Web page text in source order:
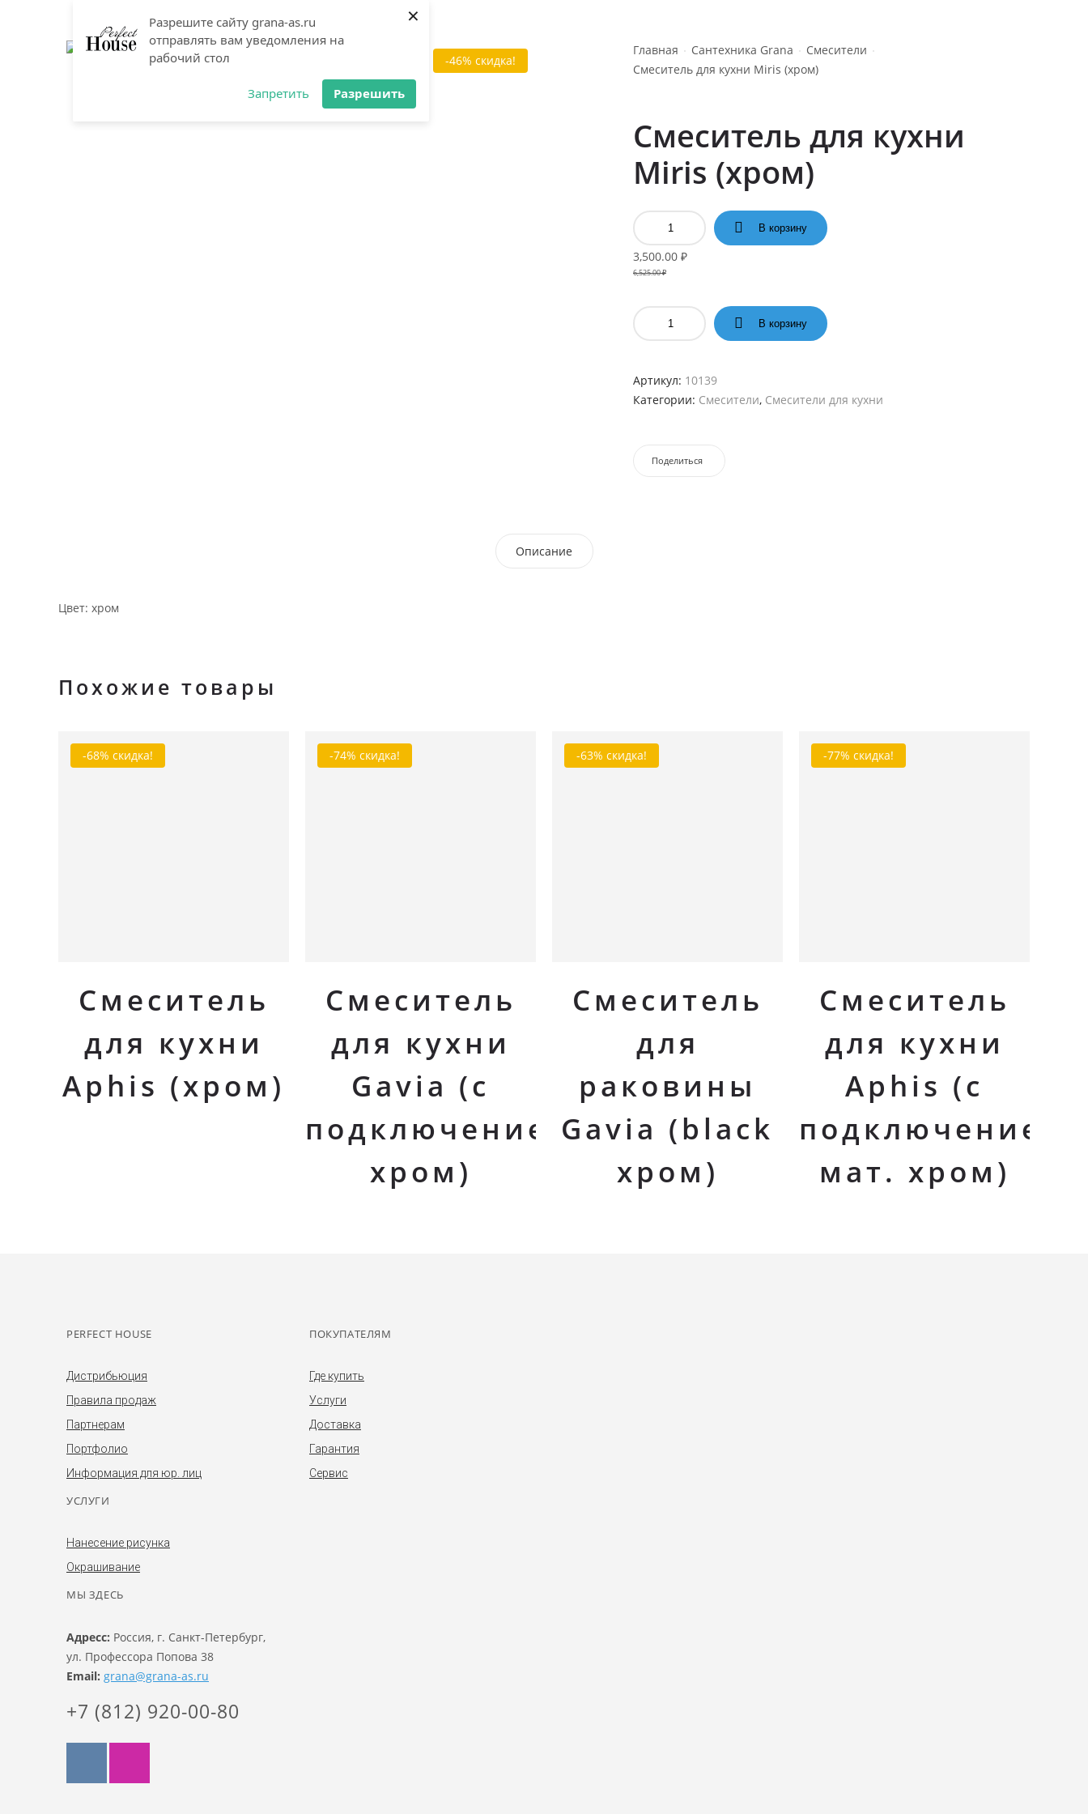
Разрешите сайту grana-as.ru
отправлять вам уведомления на
рабочий стол
Запретить Разрешить
×
-46% скидка!
Главная Сантехника Grana
Смесители
Смеситель для кухни Miris (хром)
Смеситель для кухни
Miris (хром)
В корзину
6,525.00₽
3,500.00 ₽
В корзину
Артикул: 10139
Категории: Смесители, Смесители для кухни
Поделиться
Описание
Цвет: хром
Похожие товары
-68% скидка!
Смеситель
для кухни
Aphis (хром)
-74% скидка!
Смеситель
для кухни
Gavia (с
подключением,
хром)
-63% скидка!
Смеситель
для
раковины
Gavia (black
хром)
-77% скидка!
Смеситель
для кухни
Aphis (с
подключением,
мат. хром)
PERFECT HOUSE
Дистрибьюция
Правила продаж
Партнерам
Портфолио
Информация для юр. лиц
ПОКУПАТЕЛЯМ
Где купить
Услуги
Доставка
Гарантия
Сервис
УСЛУГИ
Нанесение рисунка
Окрашивание
МЫ ЗДЕСЬ
Адресс: Россия, г. Санкт-Петербург,
ул. Профессора Попова 38
Email: grana@grana-as.ru
+7 (812) 920-00-80